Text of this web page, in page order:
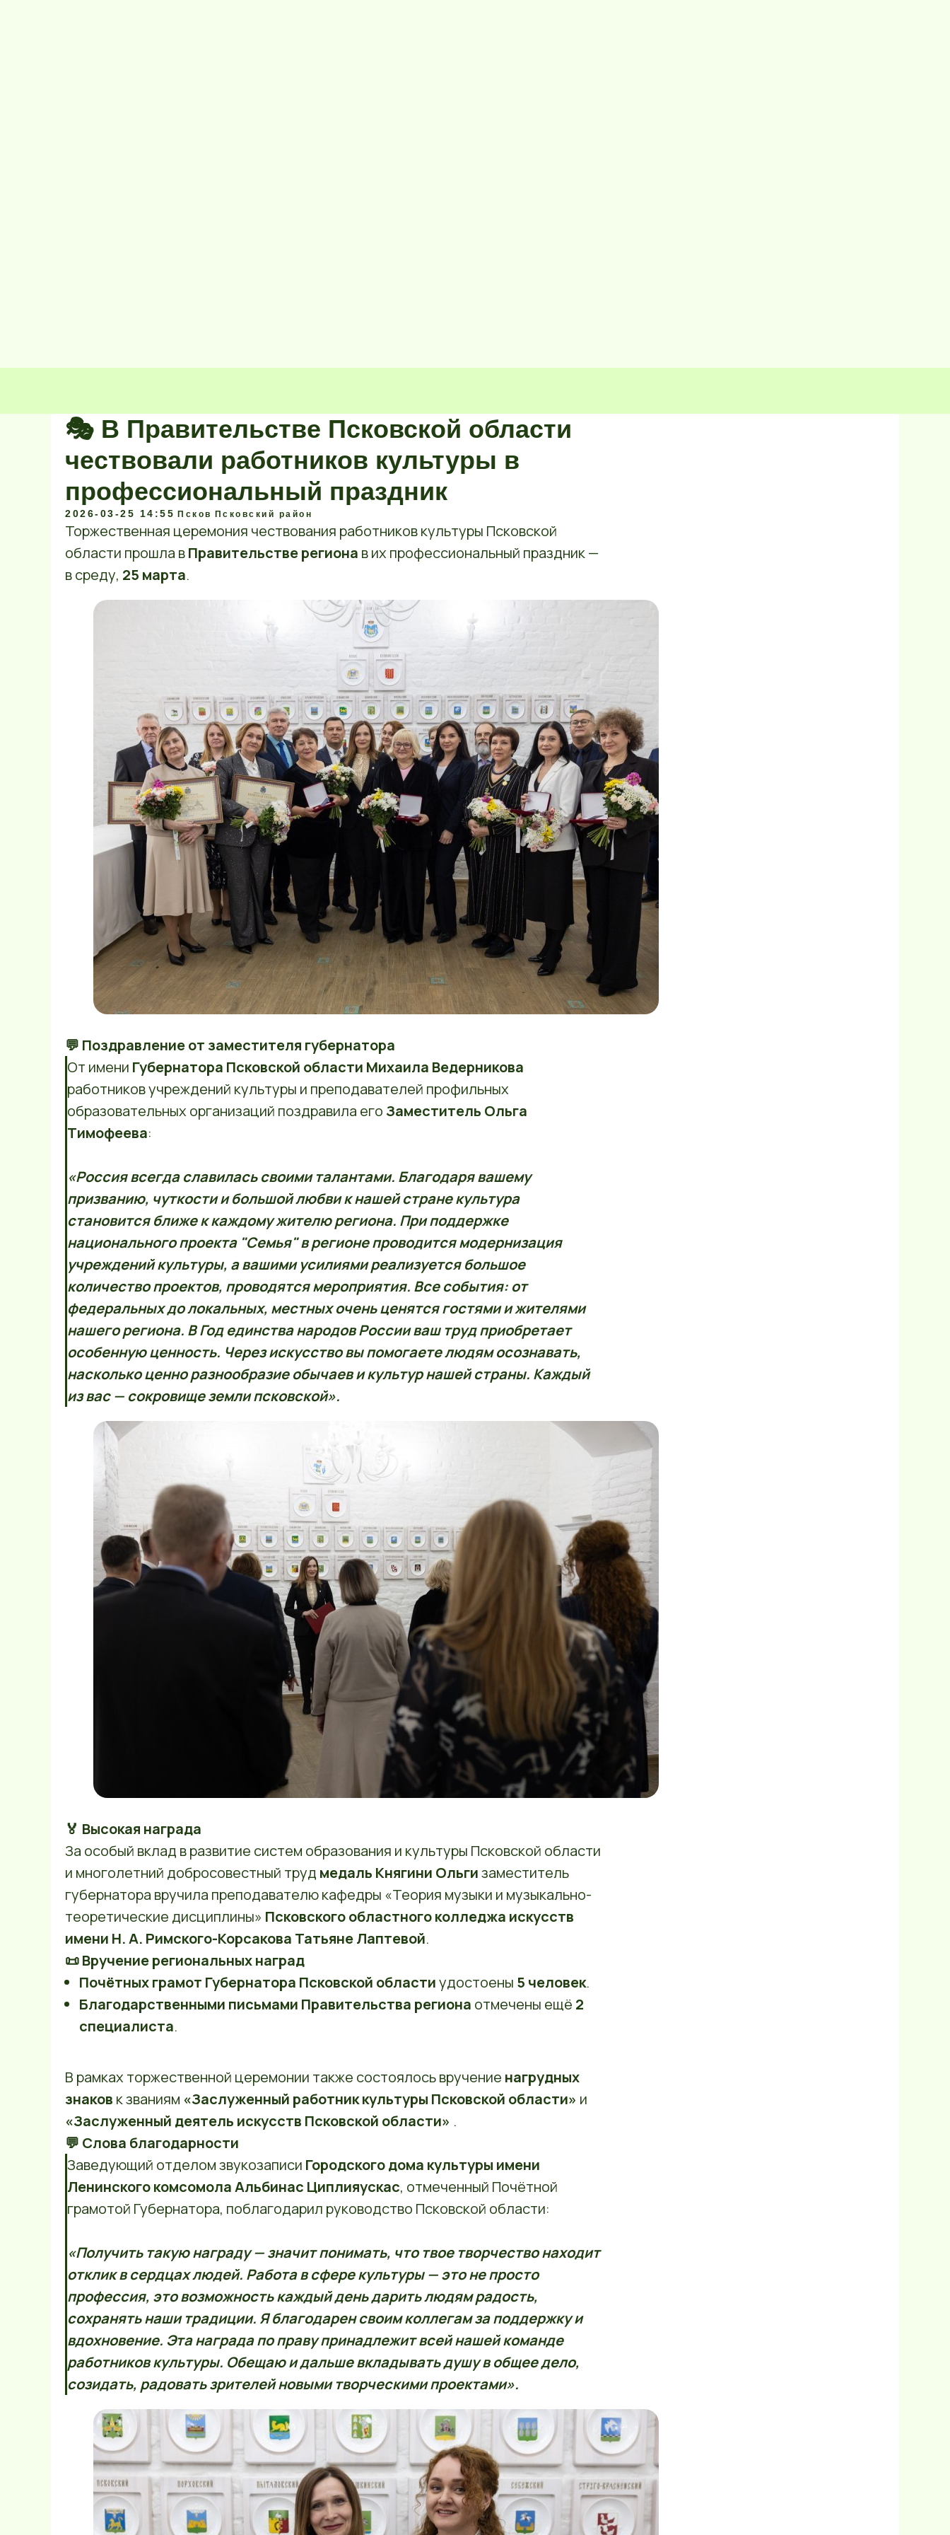
🎭 В Правительстве Псковской области
чествовали работников культуры в
профессиональный праздник
2026-03-25 14:55 Псков Псковский район
Торжественная церемония чествования работников культуры Псковской
области прошла вПравительстве региона в их профессиональный праздник —
в среду, 25 марта.
💬 Поздравление от заместителя губернатора
От имени Губернатора Псковской области Михаила Ведерникова
работников учреждений культуры и преподавателей профильных
образовательных организаций поздравила его Заместитель Ольга
Тимофеева:
«Россия всегда славилась своими талантами. Благодаря вашему
призванию, чуткости и большой любви к нашей стране культура
становится ближе к каждому жителю региона. При поддержке
национального проекта "Семья" в регионе проводится модернизация
учреждений культуры, а вашими усилиями реализуется большое
количество проектов, проводятся мероприятия. Все события: от
федеральных до локальных, местных очень ценятся гостями и жителями
нашего региона. В Год единства народов России ваш труд приобретает
особенную ценность. Через искусство вы помогаете людям осознавать,
насколько ценно разнообразие обычаев и культур нашей страны. Каждый
из вас — сокровище земли псковской».
🏅 Высокая награда
За особый вклад в развитие систем образования и культуры Псковской области
и многолетний добросовестный труд медаль Княгини Ольгизаместитель
губернатора вручила преподавателю кафедры «Теория музыки и музыкально-
теоретические дисциплины» Псковского областного колледжа искусств
имени Н. А. Римского-Корсакова Татьяне Лаптевой.
📜 Вручение региональных наград
Почётных грамот Губернатора Псковской областиудостоены 5 человек.
Благодарственными письмами Правительства региона отмечены ещё 2
специалиста.
В рамках торжественной церемонии также состоялось вручение нагрудных
знаков к званиям «Заслуженный работник культуры Псковской области» и
«Заслуженный деятель искусств Псковской области» .
💬 Слова благодарности
Заведующий отделом звукозаписи Городского дома культуры имени
Ленинского комсомола Альбинас Циплияускас, отмеченный Почётной
грамотой Губернатора, поблагодарил руководство Псковской области:
«Получить такую награду — значит понимать, что твое творчество находит
отклик в сердцах людей. Работа в сфере культуры — это не просто
профессия, это возможность каждый день дарить людям радость,
сохранять наши традиции. Я благодарен своим коллегам за поддержку и
вдохновение. Эта награда по праву принадлежит всей нашей команде
работников культуры. Обещаю и дальше вкладывать душу в общее дело,
созидать, радовать зрителей новыми творческими проектами».